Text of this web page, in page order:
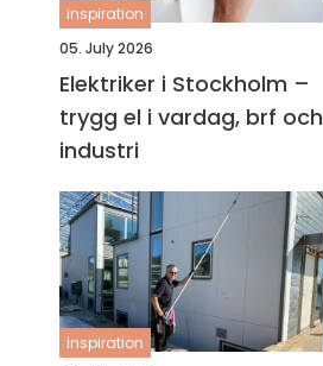
inspiration
05. July 2026
Elektriker i Stockholm –
trygg el i vardag, brf och
industri
inspiration